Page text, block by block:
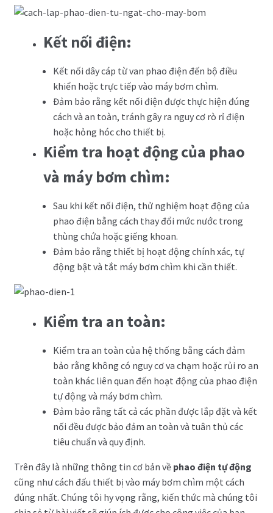
Kết nối điện:
Kết nối dây cáp từ van phao điện đến bộ điều
khiển hoặc trực tiếp vào máy bơm chìm.
Đảm bảo rằng kết nối điện được thực hiện đúng
cách và an toàn, tránh gây ra nguy cơ rò rỉ điện
hoặc hỏng hóc cho thiết bị.
Kiểm tra hoạt động của phao
và máy bơm chìm:
Sau khi kết nối điện, thử nghiệm hoạt động của
phao điện bằng cách thay đổi mức nước trong
thùng chứa hoặc giếng khoan.
Đảm bảo rằng thiết bị hoạt động chính xác, tự
động bật và tắt máy bơm chìm khi cần thiết.
Kiểm tra an toàn:
Kiểm tra an toàn của hệ thống bằng cách đảm
bảo rằng không có nguy cơ va chạm hoặc rủi ro an
toàn khác liên quan đến hoạt động của phao điện
tự động và máy bơm chìm.
Đảm bảo rằng tất cả các phần được lắp đặt và kết
nối đều được bảo đảm an toàn và tuân thủ các
tiêu chuẩn và quy định.
Trên đây là những thông tin cơ bản về phao điện tự động
cũng như cách đấu thiết bị vào máy bơm chìm một cách
đúng nhất. Chúng tôi hy vọng rằng, kiến thức mà chúng tôi